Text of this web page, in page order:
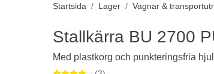
Startsida Lager Vagnar &
Stallkärra BU 2700
Med plastkorg och punkteringsfria hjul